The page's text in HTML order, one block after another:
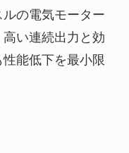
の電気モーター
い連続出力と効
能低下を最小限